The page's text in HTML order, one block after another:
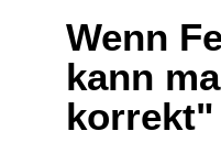
Wenn
kann